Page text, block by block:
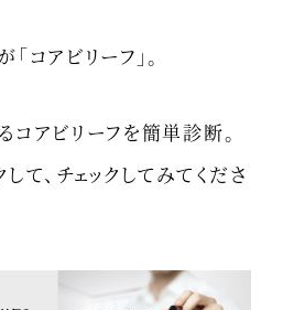
コアビリーフ」。
コアビリーフを簡単診断。
て、チェックしてみてくださ